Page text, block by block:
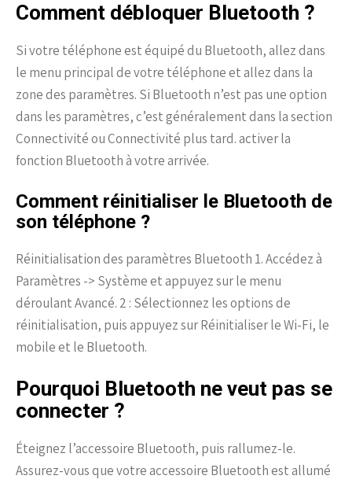
Comment débloquer Bluetooth ?
Si votre téléphone est équipé du Bluetooth, allez dans
le menu principal de votre téléphone et allez dans la
zone des paramètres. Si Bluetooth n’est pas une option
dans les paramètres, c’est généralement dans la section
Connectivité ou Connectivité plus tard. activer la
fonction Bluetooth à votre arrivée.
Comment réinitialiser le Bluetooth de
son téléphone ?
Réinitialisation des paramètres Bluetooth 1. Accédez à
Paramètres -> Système et appuyez sur le menu
déroulant Avancé. 2 : Sélectionnez les options de
réinitialisation, puis appuyez sur Réinitialiser le Wi-Fi, le
mobile et le Bluetooth.
Pourquoi Bluetooth ne veut pas se
connecter ?
Éteignez l’accessoire Bluetooth, puis rallumez-le.
Assurez-vous que votre accessoire Bluetooth est allumé